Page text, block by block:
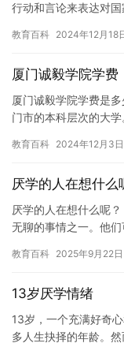
行动和言论来表达对
设…
教育百科 2024年12月18
厦门诚毅学院学费
厦门诚毅学院学费是
门市的本科层次的大
能够…
教育百科 2024年12月3日
厌学的人在想什么
厌学的人在想什么呢
无聊的事情之一。他
己没有…
教育百科 2025年9月22日
13岁厌学情绪
13岁，一个充满好奇
多人生抉择的年龄。